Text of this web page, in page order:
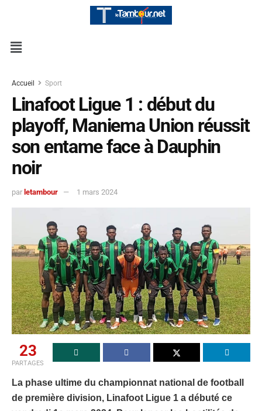
Accueil Sport
Linafoot Ligue 1 : début du
playoff, Maniema Union réussit
son entame face à Dauphin
noir
par letambour 1 mars 2024
23
PARTAGES
La phase ultime du championnat national de football
de première division, Linafoot Ligue 1 a débuté ce